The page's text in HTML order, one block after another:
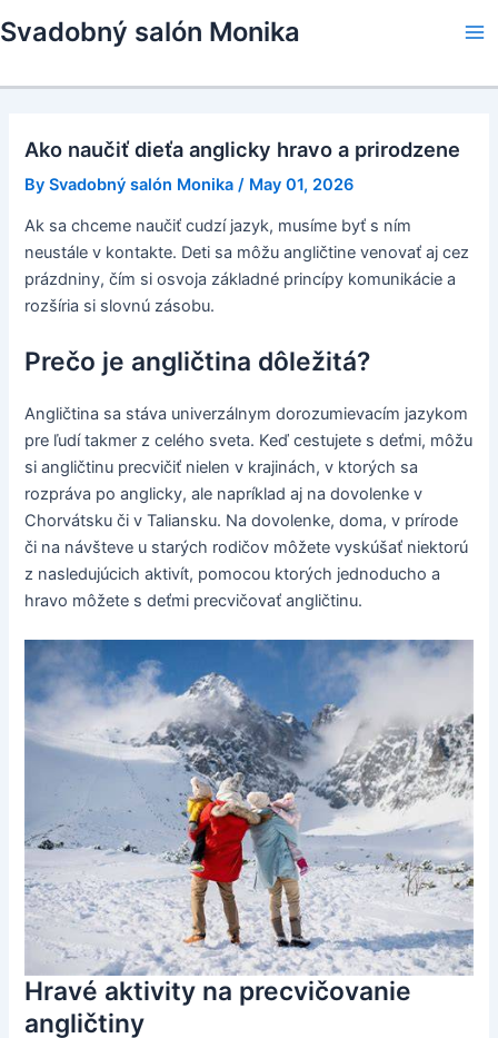
to
Svadobný salón Monika
Ako naučiť dieťa anglicky hravo a prirodzene
BySvadobný salón Monika / May 01, 2026
Ak sa chceme naučiť cudzí jazyk, musíme byť s ním
neustále v kontakte. Deti sa môžu angličtine venovať aj cez
prázdniny, čím si osvoja základné princípy komunikácie a
rozšíria si slovnú zásobu.
Prečo je angličtina dôležitá?
Angličtina sa stáva univerzálnym dorozumievacím jazykom
pre ľudí takmer z celého sveta. Keď cestujete s deťmi, môžu
si angličtinu precvičiť nielen v krajinách, v ktorých sa
rozpráva po anglicky, ale napríklad aj na dovolenke v
Chorvátsku či v Taliansku. Na dovolenke, doma, v prírode
či na návšteve u starých rodičov môžete vyskúšať niektorú
z nasledujúcich aktivít, pomocou ktorých jednoducho a
hravo môžete s deťmi precvičovať angličtinu.
Hravé aktivity na precvičovanie
angličtiny